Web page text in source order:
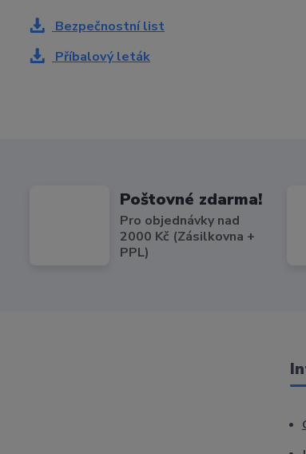
Bezpečnostní list
Příbalový leták
Poštovné zdarma!
Pro objednávky nad
2000 Kč (Zásilkovna +
PPL)